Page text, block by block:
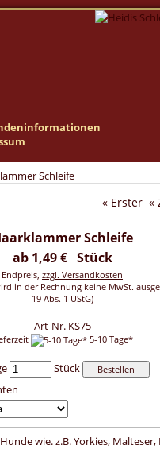
Schleife
« Erster «
Schleife
ab 1,49 € Stück
Endpreis, zzgl. Versandkosten
in der Rechnung keine MwSt.
19 Abs. 1 UStG)
Art-Nr. KS75
5-10 Tage*
Stück
wie. z.B. Yorkies,